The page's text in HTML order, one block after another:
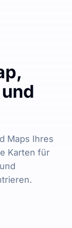
Maps Ihres
Karten für